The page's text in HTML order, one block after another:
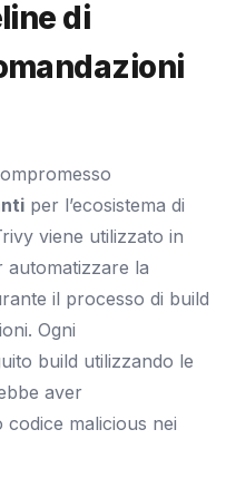
di
per l’ecosistema di
viene utilizzato in
automatizzare la
il processo di build
Ogni
build utilizzando le
aver
malicious nei